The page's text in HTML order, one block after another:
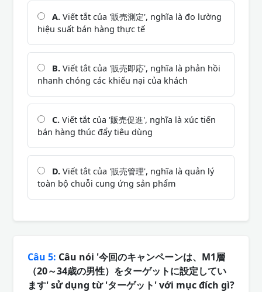
A. Viết tắt của '販売測定', nghĩa là đo lường
hiệu suất bán hàng thực tế
B. Viết tắt của '販売即応', nghĩa là phản hồi
nhanh chóng các khiếu nại của khách
C. Viết tắt của '販売促進', nghĩa là xúc tiến
bán hàng thúc đẩy tiêu dùng
D. Viết tắt của '販売管理', nghĩa là quản lý
toàn bộ chuỗi cung ứng sản phẩm
Câu 5: Câu nói '今回のキャンペーンは、M1層
（20～34歳の男性）をターゲットに設定してい
ます' sử dụng từ 'ターゲット' với mục đích gì?